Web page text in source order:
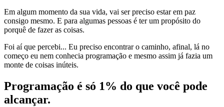
Em algum momento da sua vida, vai ser preciso estar em paz
consigo mesmo. E para algumas pessoas é ter um propósito do
porquê de fazer as coisas.
Foi aí que percebi... Eu preciso encontrar o caminho, afinal, lá no
começo eu nem conhecia programação e mesmo assim já fazia um
monte de coisas inúteis.
Programação é só 1% do que você pode
alcançar.